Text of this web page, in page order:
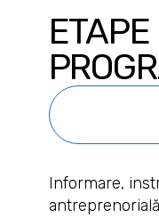
ETAPE
Informare,
antreprenorială